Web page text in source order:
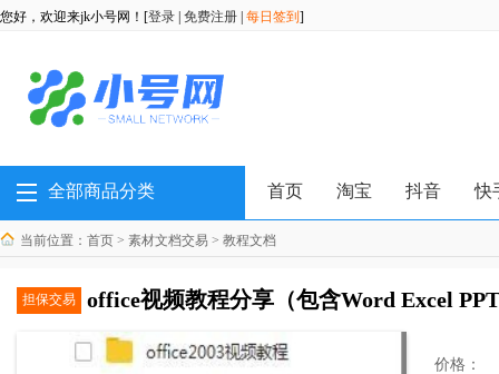
您好，欢迎来jk小号网！[登录 免费注册 每日签到 ]
全部商品分类 首页 淘宝 抖音 快
当前位置： 首页 > 素材文档交易 > 教程文档
担保交易 office视频教程分享（包含Word Excel
价格：